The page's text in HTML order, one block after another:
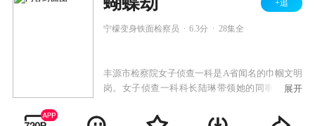
+追
宁檬变身铁面检察员 6.3分 28集全
丰源市检察院女子侦查一科是A省闻名的巾帼文明
岗。女子侦查一科科长陆琳带领她的同事一直战
着，以事实为依据，以法律为准绳，成功破获了
展开